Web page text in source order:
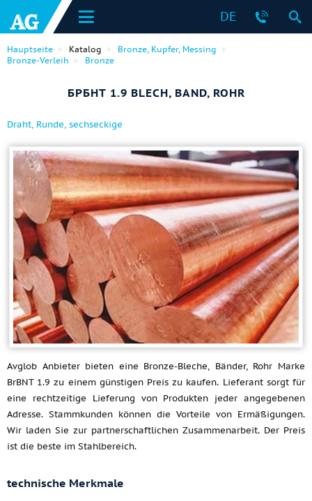
DE
Hauptseite Katalog
Bronze, Kupfer, Messing
Bronze-Verleih
Bronze
БРБНТ 1.9 BLECH, BAND, ROHR
Draht, Runde, sechseckige
Avglob Anbieter bieten eine Bronze-Bleche, Bänder, Rohr Marke
BrBNT 1.9 zu einem günstigen Preis zu kaufen. Lieferant sorgt für
eine rechtzeitige Lieferung von Produkten jeder angegebenen
Adresse. Stammkunden können die Vorteile von Ermäßigungen.
Wir laden Sie zur partnerschaftlichen Zusammenarbeit. Der Preis
ist die beste im Stahlbereich.
technische Merkmale